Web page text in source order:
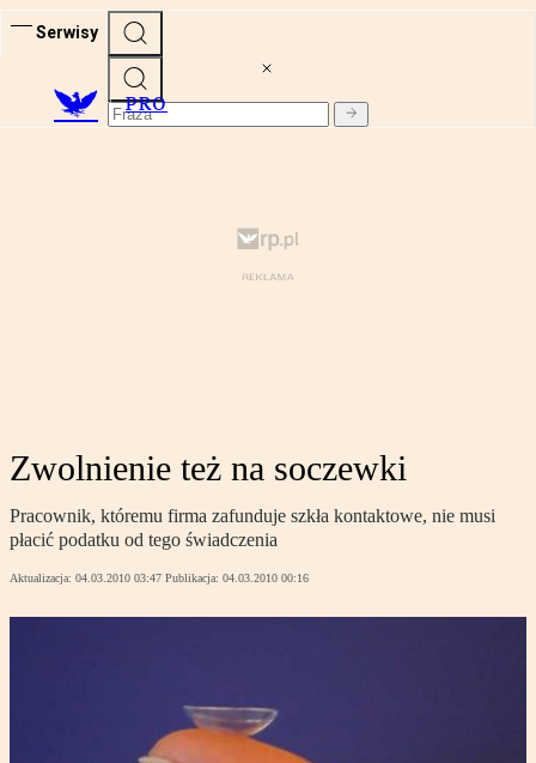
Serwisy
PRO
Zwolnienie też na soczewki
Pracownik, któremu firma zafunduje szkła kontaktowe, nie musi
płacić podatku od tego świadczenia
Aktualizacja: 04.03.2010 03:47 Publikacja: 04.03.2010 00:16